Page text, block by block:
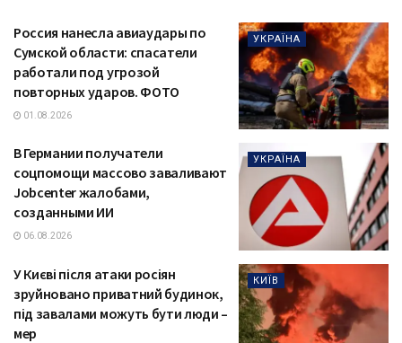
УКРАЇНА
Россия нанесла авиаудары по
Сумской области: спасатели
работали под угрозой
повторных ударов. ФОТО
01.08.2026
УКРАЇНА
В Германии получатели
соцпомощи массово заваливают
Jobcenter жалобами,
созданными ИИ
06.08.2026
КИЇВ
У Києві після атаки росіян
зруйновано приватний будинок,
під завалами можуть бути люди –
мер